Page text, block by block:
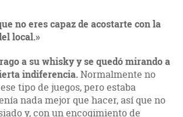
no eres capaz de acostarte con la
local.»
a su whisky y se quedó mirando a
indiferencia.Normalmente no
tipo de juegos, pero estaba
nada mejor que hacer, así que no
y, con un encogimiento de